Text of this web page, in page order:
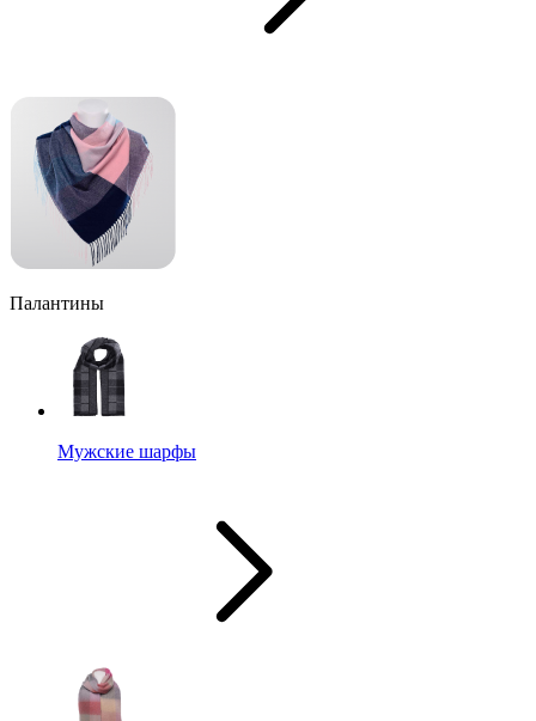
Палантины
Мужские шарфы